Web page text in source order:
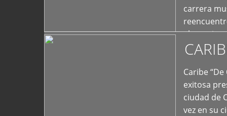
carrera
el exterior
Caribe
exitosa
ciudad de
vez en su